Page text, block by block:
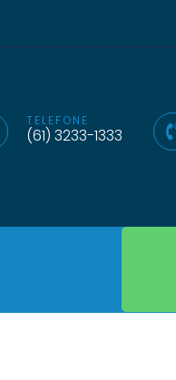
TELEFONE
(61) 3233-1333